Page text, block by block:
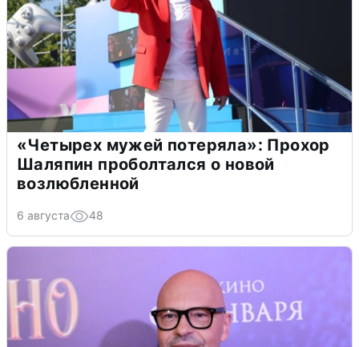
«Четырех мужей потеряла»: Прохор
Шаляпин проболтался о новой
возлюбленной
6 августа 48